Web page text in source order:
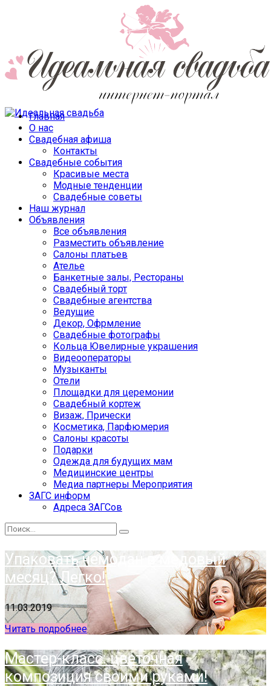
Главная
О нас
Свадебная афиша
Контакты
Свадебные события
Красивые места
Модные тенденции
Свадебные советы
Наш журнал
Объявления
Все объявления
Разместить объявление
Салоны платьев
Ателье
Банкетные залы, Рестораны
Свадебный торт
Свадебные агентства
Ведущие
Декор, Офрмление
Свадебные фотографы
Кольца Ювелирные украшения
Видеооператоры
Музыканты
Отели
Площадки для церемонии
Свадебный кортеж
Визаж, Прически
Косметика, Парфюмерия
Салоны красоты
Подарки
Одежда для будущих мам
Медицинские центры
Медиа партнеры Мероприятия
ЗАГС информ
Адреса ЗАГСов
Упаковать чемодан в медовый
месяц? Легко!
11.03.2019
Читать подробнее
Мастер-класс: цветочная
композиция своими руками!